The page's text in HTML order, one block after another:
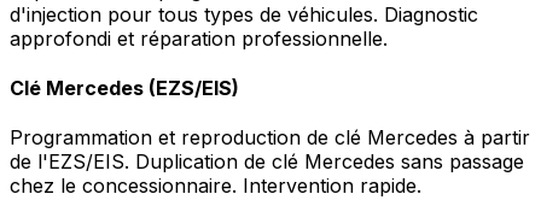
d'injection pour tous types de véhicules. Diagnostic
approfondi et réparation professionnelle.
Clé Mercedes (EZS/EIS)
Programmation et reproduction de clé Mercedes à partir
de l'EZS/EIS. Duplication de clé Mercedes sans passage
chez le concessionnaire. Intervention rapide.